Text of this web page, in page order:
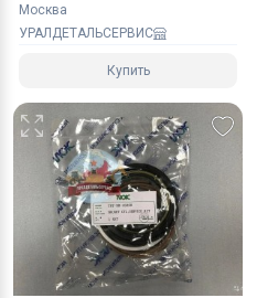
Москва
УРАЛДЕТАЛЬСЕРВИС
Купить